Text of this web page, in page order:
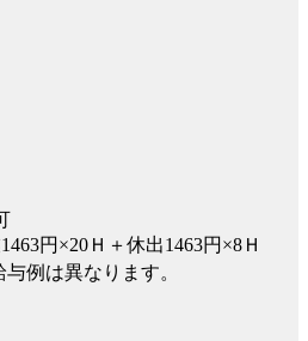
円×20Ｈ＋休出1463円×8Ｈ
例は異なります。